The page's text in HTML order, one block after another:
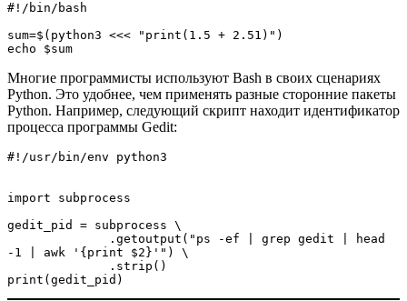
#!/bin/bash
sum=$(python3 <<< "print(1.5 + 2.51)")
echo $sum
Многие программисты используют Bash в своих сценариях
Python. Это удобнее, чем применять разные сторонние пакеты
Python. Например, следующий скрипт находит идентификатор
процесса программы Gedit:
#!/usr/bin/env python3
import subprocess
gedit_pid = subprocess \
-1 | awk '{print $2}'") \
              .strip()
print(gedit_pid)